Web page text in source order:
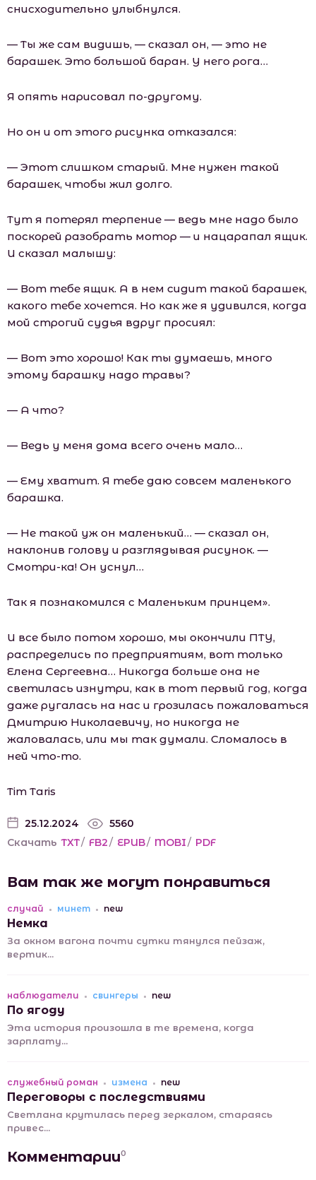
снисходительно улыбнулся.
— Ты же сам видишь, — сказал он, — это не
барашек. Это большой баран. У него рога…
Я опять нарисовал по-другому.
Но он и от этого рисунка отказался:
— Этот слишком старый. Мне нужен такой
барашек, чтобы жил долго.
Тут я потерял терпение — ведь мне надо было
поскорей разобрать мотор — и нацарапал ящик.
И сказал малышу:
— Вот тебе ящик. А в нем сидит такой барашек,
какого тебе хочется. Но как же я удивился, когда
мой строгий судья вдруг просиял:
— Вот это хорошо! Как ты думаешь, много
этому барашку надо травы?
— А что?
— Ведь у меня дома всего очень мало…
— Ему хватит. Я тебе даю совсем маленького
барашка.
— Не такой уж он маленький… — сказал он,
наклонив голову и разглядывая рисунок. —
Смотри-ка! Он уснул…
Так я познакомился с Маленьким принцем».
И все было потом хорошо, мы окончили ПТУ,
распределись по предприятиям, вот только
Елена Сергеевна… Никогда больше она не
светилась изнутри, как в тот первый год, когда
даже ругалась на нас и грозилась пожаловаться
Дмитрию Николаевичу, но никогда не
жаловалась, или мы так думали. Сломалось в
ней что-то.
Tim Tаris
25.12.2024
5560
Скачать TXT/ FB2/ EPUB/ MOBI/ PDF
Вам так же могут понравиться
случай минет new
Немка
За окном вагона почти сутки тянулся пейзаж,
вертик...
наблюдатели свингеры new
По ягоду
Эта история произошла в те времена, когда
зарплату...
служебный роман измена new
Переговоры с последствиями
Светлана крутилась перед зеркалом, стараясь
привес...
Комментарии0